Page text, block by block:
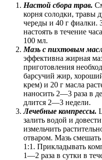
Настой сбора трав.
корня солодки, травы
череды и 40 г фиалки.
настоять в течение
100 мл.
Мазь с пихтовым
эффективна жирная
приготовления
барсучий жир,
крем) и 20 г масла
наносить 2—3 раза в
длится 2—3 недели.
Лечебные компрессы.
залить водой и
измельчить
отваром. Мазь
1:1. Прикладывать
1—2 раза в сутки в